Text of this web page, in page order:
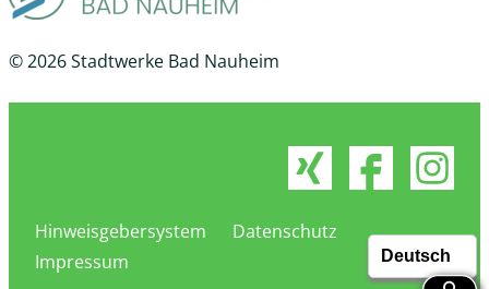
© 2026 Stadtwerke Bad Nauheim
Hinweisgebersystem
Datenschutz
Impressum